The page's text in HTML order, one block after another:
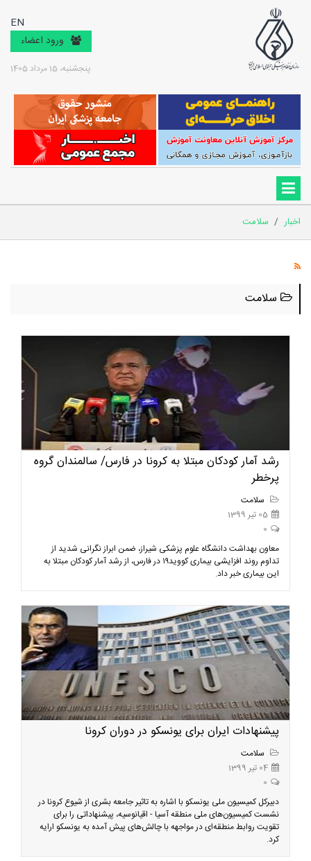
EN
ورود اعضاء
پنجشنبه، 15 مرداد 1405
اخبار / سلامت
سلامت
رشد آمار کودکان مبتلا به کرونا در فارس/ سالمندان گروه
پرخطر
سلامت
05 تیر 1399
0
معاون بهداشت دانشگاه علوم پزشکی شیراز، ضمن ابراز نگرانی شدید از
تداوم روند افزایشی بیماری کووید۱۹ در فارس، از رشد آمار کودکان مبتلا به
این بیماری خبر داد.
پیشنهادات ایران برای یونسکو در دوران کرونا
سلامت
04 تیر 1399
0
دبیرکل کمیسیون ملی یونسکو با اشاره به تاثیر جامعه بشری از شیوع کرونا در
نشست کمیسیون‌های ملی منطقه آسیا - اقیانوسیه، پیشنهاداتی را برای
تقویت روابط منطقه‌ای در مواجهه با چالش‌های پیش آمده به یونسکو ارایه
کرد.